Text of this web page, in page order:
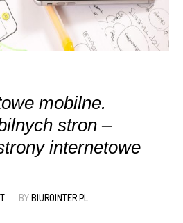
mobilne.
stron –
internetowe
BYBIUROINTER.PL